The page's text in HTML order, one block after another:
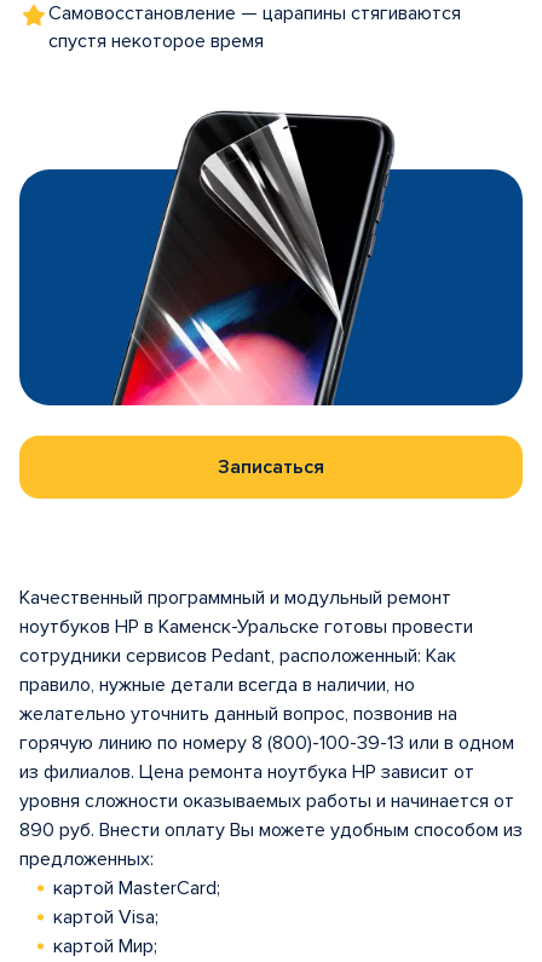
Самовосстановление — царапины стягиваются
спустя некоторое время
Записаться
Качественный программный и модульный ремонт
ноутбуков HP в Каменск-Уральске готовы провести
сотрудники сервисов Pedant, расположенный: Как
правило, нужные детали всегда в наличии, но
желательно уточнить данный вопрос, позвонив на
горячую линию по номеру 8 (800)-100-39-13 или в одном
из филиалов. Цена ремонта ноутбука HP зависит от
уровня сложности оказываемых работы и начинается от
890 руб. Внести оплату Вы можете удобным способом из
предложенных:
картой MasterCard;
картой Visa;
картой Мир;